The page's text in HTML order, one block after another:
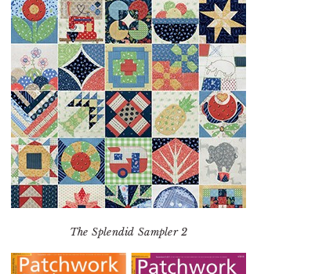
The Splendid Sampler 2